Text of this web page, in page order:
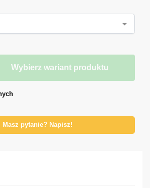
Wybierz wariant produktu
Masz pytanie? Napisz!